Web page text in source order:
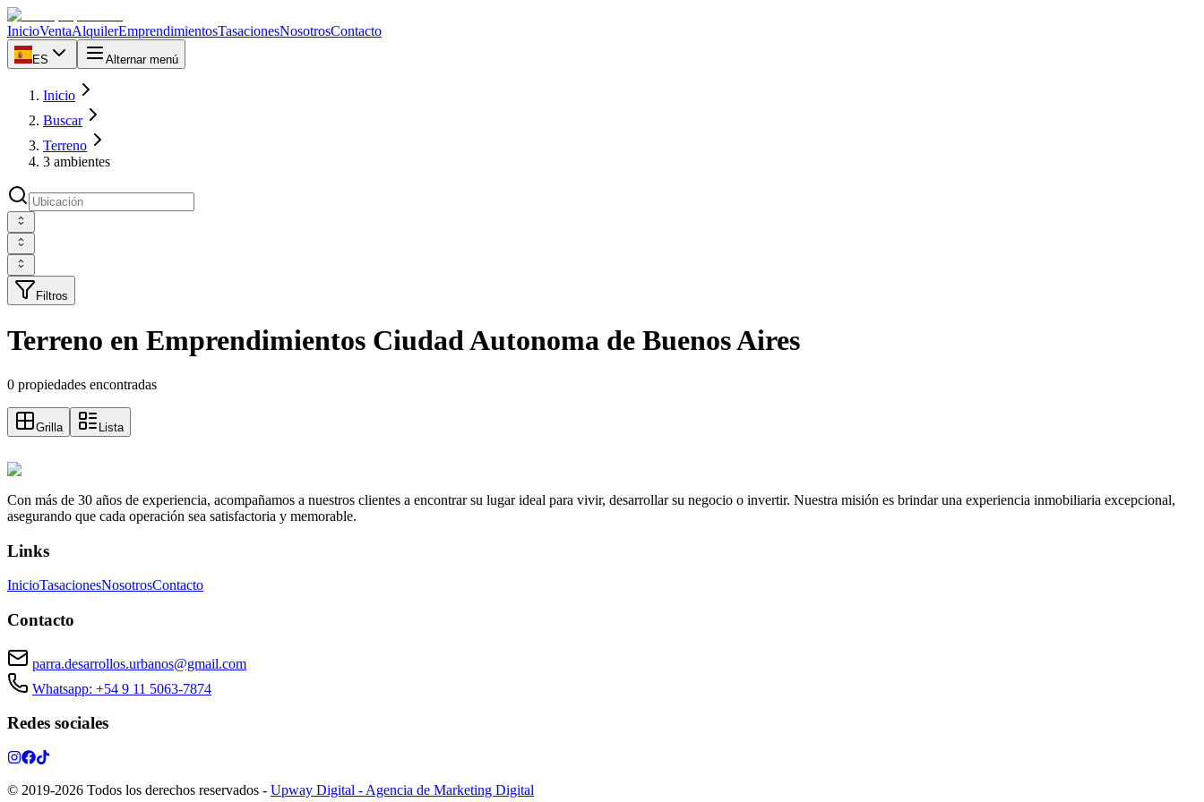
InicioVentaAlquilerEmprendimientosTasacionesNosotrosContacto
ES Alternar menú
Inicio
Buscar
Terreno
3 ambientes
Filtros
Terreno en Emprendimientos Ciudad Autonoma de Buenos Aires
0 propiedades encontradas
Grilla Lista
Con más de 30 años de experiencia, acompañamos a nuestros clientes a encontrar su lugar ideal para vivir, desarrollar su negocio o invertir. Nuestra misión es brindar una experiencia inmobiliaria excepcional,
asegurando que cada operación sea satisfactoria y memorable.
Links
InicioTasacionesNosotrosContacto
Contacto
parra.desarrollos.urbanos@gmail.com
Whatsapp: +54 9 11 5063-7874
Redes sociales
© 2019-2026 Todos los derechos reservados - Upway Digital - Agencia de Marketing Digital